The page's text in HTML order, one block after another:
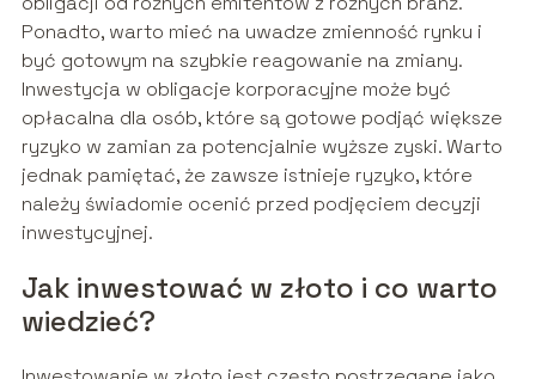
Ponadto, warto mieć na uwadze zmienność rynku i
być gotowym na szybkie reagowanie na zmiany.
Inwestycja w obligacje korporacyjne może być
opłacalna dla osób, które są gotowe podjąć większe
ryzyko w zamian za potencjalnie wyższe zyski. Warto
jednak pamiętać, że zawsze istnieje ryzyko, które
należy świadomie ocenić przed podjęciem decyzji
inwestycyjnej.
Jak inwestować w złoto i co warto
wiedzieć?